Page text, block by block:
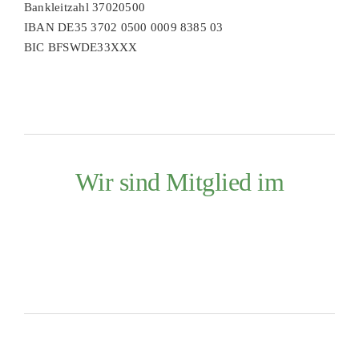
Bankleitzahl 37020500
IBAN DE35 3702 0500 0009 8385 03
BIC BFSWDE33XXX
Wir sind Mitglied im